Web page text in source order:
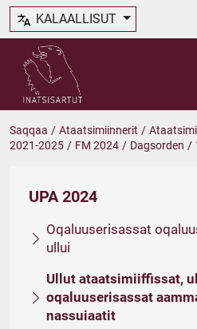
KALAALLISUT
Saqqaa / Ataatsimiinnerit /
2021-2025 / FM 2024 / Dagsorden /
UPA 2024
Oqaluuserisassat
ullui
Ullut ataatsimiiffissat,
oqaluuserisassat
nassuiaatit